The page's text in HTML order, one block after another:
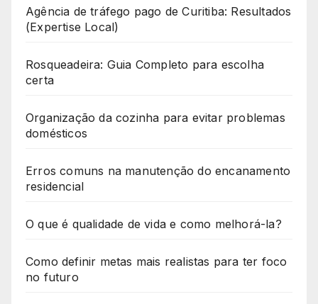
Agência de tráfego pago de Curitiba: Resultados
(Expertise Local)
Rosqueadeira: Guia Completo para escolha
certa
Organização da cozinha para evitar problemas
domésticos
Erros comuns na manutenção do encanamento
residencial
O que é qualidade de vida e como melhorá-la?
Como definir metas mais realistas para ter foco
no futuro